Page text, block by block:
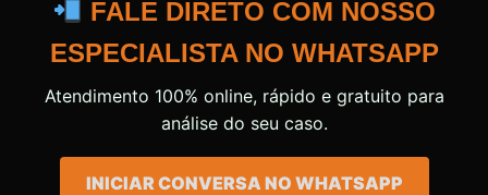
FALE DIRETO COM NOSSO
ESPECIALISTA NO WHATSAPP
Atendimento 100% online, rápido e gratuito para
análise do seu caso.
INICIAR CONVERSA NO WHATSAPP